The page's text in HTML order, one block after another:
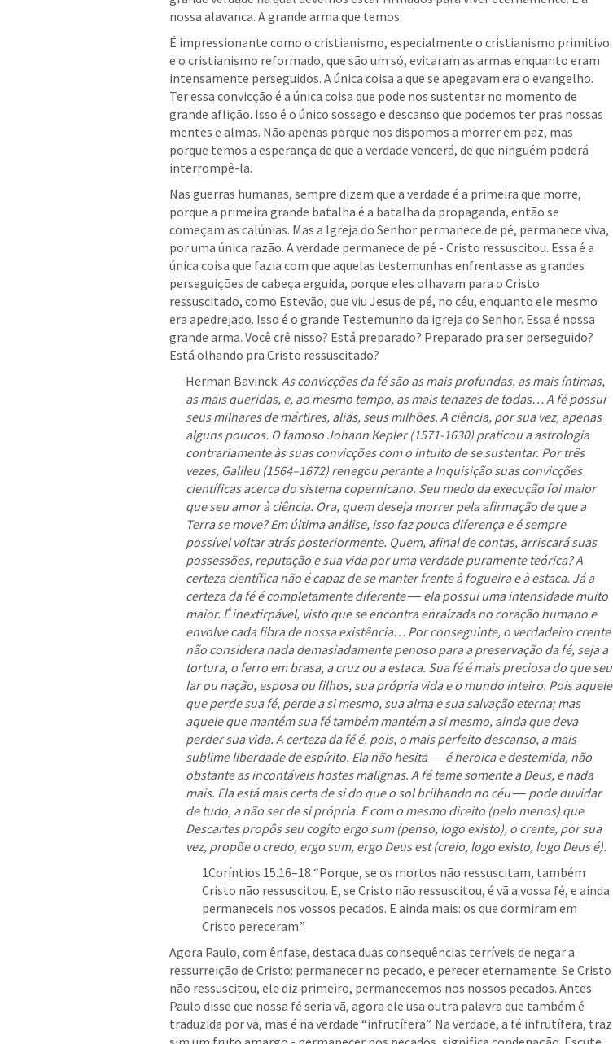
nossa alavanca. A grande arma que temos.
É impressionante como o cristianismo, especialmente o cristianismo primitivo
e o cristianismo reformado, que são um só, evitaram as armas enquanto eram
intensamente perseguidos. A única coisa a que se apegavam era o evangelho.
Ter essa convicção é a única coisa que pode nos sustentar no momento de
grande aflição. Isso é o único sossego e descanso que podemos ter pras nossas
mentes e almas. Não apenas porque nos dispomos a morrer em paz, mas
porque temos a esperança de que a verdade vencerá, de que ninguém poderá
interrompê-la.
Nas guerras humanas, sempre dizem que a verdade é a primeira que morre,
porque a primeira grande batalha é a batalha da propaganda, então se
começam as calúnias. Mas a Igreja do Senhor permanece de pé, permanece viva,
por uma única razão. A verdade permanece de pé - Cristo ressuscitou. Essa é a
única coisa que fazia com que aquelas testemunhas enfrentasse as grandes
perseguições de cabeça erguida, porque eles olhavam para o Cristo
ressuscitado, como Estevão, que viu Jesus de pé, no céu, enquanto ele mesmo
era apedrejado. Isso é o grande Testemunho da igreja do Senhor. Essa é nossa
grande arma. Você crê nisso? Está preparado? Preparado pra ser perseguido?
Está olhando pra Cristo ressuscitado?
Herman Bavinck: As convicções da fé são as mais profundas, as mais íntimas,
as mais queridas, e, ao mesmo tempo, as mais tenazes de todas… A fé possui
seus milhares de mártires, aliás, seus milhões. A ciência, por sua vez, apenas
alguns poucos. O famoso Johann Kepler (1571-1630) praticou a astrologia
contrariamente às suas convicções com o intuito de se sustentar. Por três
vezes, Galileu (1564–1672) renegou perante a Inquisição suas convicções
científicas acerca do sistema copernicano. Seu medo da execução foi maior
que seu amor à ciência. Ora, quem deseja morrer pela afirmação de que a
Terra se move? Em última análise, isso faz pouca diferença e é sempre
possível voltar atrás posteriormente. Quem, afinal de contas, arriscará suas
possessões, reputação e sua vida por uma verdade puramente teórica? A
certeza científica não é capaz de se manter frente à fogueira e à estaca. Já a
certeza da fé é completamente diferente ― ela possui uma intensidade muito
maior. É inextirpável, visto que se encontra enraizada no coração humano e
envolve cada fibra de nossa existência… Por conseguinte, o verdadeiro crente
não considera nada demasiadamente penoso para a preservação da fé, seja a
tortura, o ferro em brasa, a cruz ou a estaca. Sua fé é mais preciosa do que seu
lar ou nação, esposa ou filhos, sua própria vida e o mundo inteiro. Pois aquele
que perde sua fé, perde a si mesmo, sua alma e sua salvação eterna; mas
aquele que mantém sua fé também mantém a si mesmo, ainda que deva
perder sua vida. A certeza da fé é, pois, o mais perfeito descanso, a mais
sublime liberdade de espírito. Ela não hesita ― é heroica e destemida, não
obstante as incontáveis hostes malignas. A fé teme somente a Deus, e nada
mais. Ela está mais certa de si do que o sol brilhando no céu ― pode duvidar
de tudo, a não ser de si própria. E com o mesmo direito (pelo menos) que
Descartes propôs seu cogito ergo sum (penso, logo existo), o crente, por sua
vez, propõe o credo, ergo sum, ergo Deus est (creio, logo existo, logo Deus é).
1Coríntios 15.16–18 “Porque, se os mortos não ressuscitam, também
Cristo não ressuscitou. E, se Cristo não ressuscitou, é vã a vossa fé, e ainda
permaneceis nos vossos pecados. E ainda mais: os que dormiram em
Cristo pereceram.”
Agora Paulo, com ênfase, destaca duas consequências terríveis de negar a
ressurreição de Cristo: permanecer no pecado, e perecer eternamente. Se Cristo
não ressuscitou, ele diz primeiro, permanecemos nos nossos pecados. Antes
Paulo disse que nossa fé seria vã, agora ele usa outra palavra que também é
traduzida por vã, mas é na verdade “infrutífera”. Na verdade, a fé infrutífera, traz